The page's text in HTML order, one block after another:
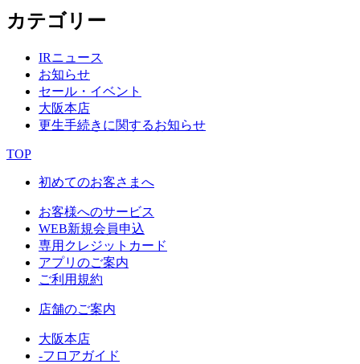
カテゴリー
IRニュース
お知らせ
セール・イベント
大阪本店
更生手続きに関するお知らせ
TOP
初めてのお客さまへ
お客様へのサービス
WEB新規会員申込
専用クレジットカード
アプリのご案内
ご利用規約
店舗のご案内
大阪本店
-フロアガイド